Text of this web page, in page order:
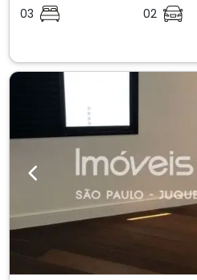
03
02
Previous